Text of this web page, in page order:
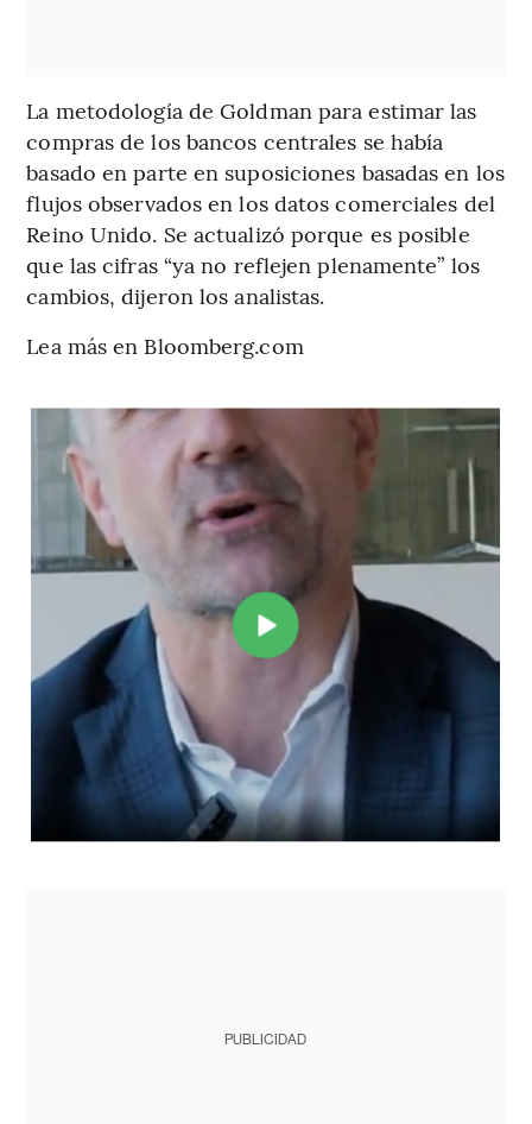
La metodología de Goldman para estimar las
compras de los bancos centrales se había
basado en parte en suposiciones basadas en los
flujos observados en los datos comerciales del
Reino Unido. Se actualizó porque es posible
que las cifras “ya no reflejen plenamente” los
cambios, dijeron los analistas.
Lea más en Bloomberg.com
PUBLICIDAD